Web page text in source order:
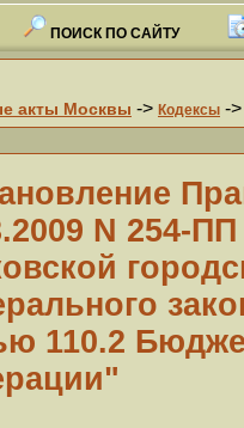
ПОИСК ПО САЙТУ
акты Москвы -> Кодексы -
N 254-
110.2